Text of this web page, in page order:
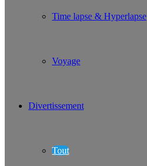
Time lapse & Hyperlapse
Voyage
Divertissement
Tout